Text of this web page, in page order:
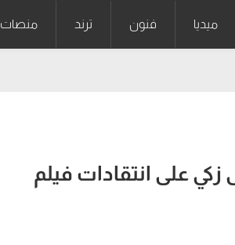
ميديا فنون ترند منصات
على انتقادات فيلم